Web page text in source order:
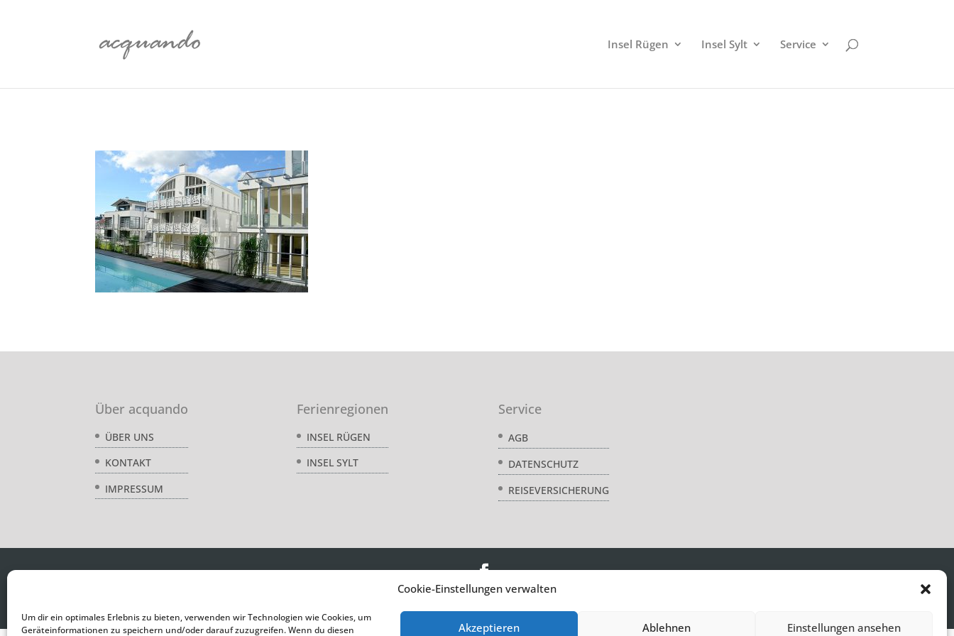
Cookie-Einstellungen verwalten
Um dir ein optimales Erlebnis zu bieten, verwenden wir Technologien wie Cookies, um
Geräteinformationen zu speichern und/oder darauf zuzugreifen. Wenn du diesen
Akzeptieren Ablehnen Einstellungen ansehen
Insel Rügen Insel Sylt Service
Über acquando
ÜBER UNS
KONTAKT
IMPRESSUM
Ferienregionen
INSEL RÜGEN
INSEL SYLT
Service
AGB
DATENSCHUTZ
REISEVERSICHERUNG